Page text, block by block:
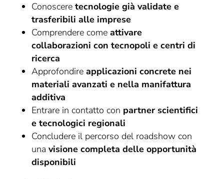
Conoscere tecnologie già validate e
trasferibili alle imprese
Comprendere come attivare
collaborazioni con tecnopoli e centri di
ricerca
Approfondire applicazioni concrete nei
materiali avanzati e nella manifattura
additiva
Entrare in contatto con partner scientifici
e tecnologici regionali
Concludere il percorso del roadshow con
una visione completa delle opportunità
disponibili